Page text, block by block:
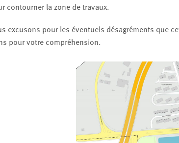
contourner la zone de travaux.
excusons pour les éventuels désagréments que
pour votre compréhension.